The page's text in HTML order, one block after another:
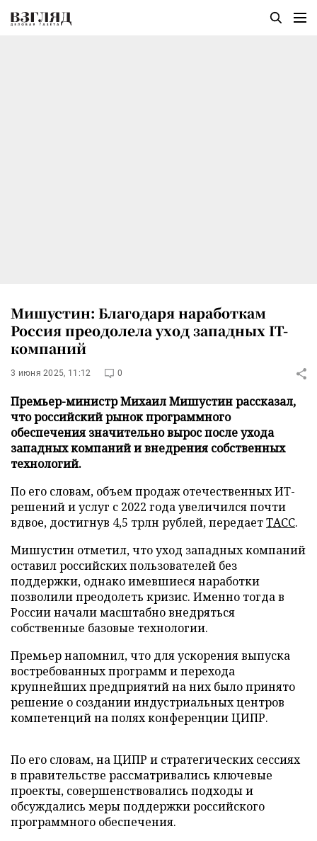
Мишустин: Благодаря наработкам
Россия преодолела уход западных IT-
компаний
3 июня 2025, 11:12 0
Премьер-министр Михаил Мишустин рассказал,
что российский рынок программного
обеспечения значительно вырос после ухода
западных компаний и внедрения собственных
технологий.
По его словам, объем продаж отечественных ИТ-
решений и услуг с 2022 года увеличился почти
вдвое, достигнув 4,5 трлн рублей, передаетТАСС.
Мишустин отметил, что уход западных компаний
оставил российских пользователей без
поддержки, однако имевшиеся наработки
позволили преодолеть кризис. Именно тогда в
России начали масштабно внедряться
собственные базовые технологии.
Премьер напомнил, что для ускорения выпуска
востребованных программ и перехода
крупнейших предприятий на них было принято
решение о создании индустриальных центров
компетенций на полях конференции ЦИПР.
По его словам, на ЦИПР и стратегических сессиях
в правительстве рассматривались ключевые
проекты, совершенствовались подходы и
обсуждались меры поддержки российского
программного обеспечения.